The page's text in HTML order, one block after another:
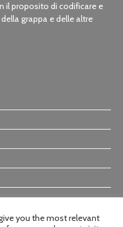
il proposito di codificare e
grappa e delle altre
you the most relevant